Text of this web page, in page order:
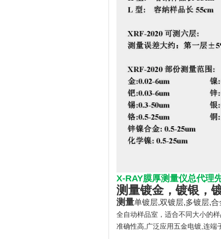
X-RAY膜厚测量仪总代理
测量镀金，镀银，
测量单镀层,双镀层,多镀层,
全自动样品室，适合不同大小的
准确性高,广泛应用五金电镀,连端